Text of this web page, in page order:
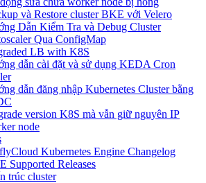
và Restore cluster BKE với Velero
Dẫn Kiểm Tra và Debug Cluster
Qua ConfigMap
LB with K8S
dẫn cài đặt và sử dụng KEDA Cron
dẫn đăng nhập Kubernetes Cluster bằng
version K8S mà vẫn giữ nguyên IP
node
Kubernetes Engine Changelog
Supported Releases
trúc cluster